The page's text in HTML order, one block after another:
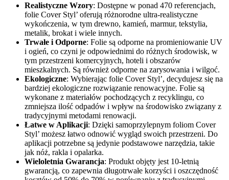
Realistyczne Wzory: Dostępne w ponad 470 referencjach,
folie Cover Styl’ oferują różnorodne ultra-realistyczne
wykończenia, w tym drewno, kamień, marmur, tekstylia,
metalik, brokat i wiele innych.
Trwałe i Odporne: Folie są odporne na promieniowanie UV
i ogień, co czyni je odpowiednimi do różnych środowisk, w
tym przestrzeni komercyjnych, hoteli i obszarów
mieszkalnych. Są również odporne na zarysowania i wilgoć.
Ekologiczne: Wybierając folie Cover Styl’, decydujesz się na
bardziej ekologiczne rozwiązanie renowacyjne. Folie są
wykonane z materiałów pochodzących z recyklingu, co
zmniejsza ilość odpadów i wpływ na środowisko związany z
tradycyjnymi metodami renowacji.
Łatwe w Aplikacji: Dzięki samoprzylepnym foliom Cover
Styl’ możesz łatwo odnowić wygląd swoich przestrzeni. Do
aplikacji potrzebne są jedynie podstawowe narzędzia, takie
jak nóż, rakla i opalarka.
Wieloletnia Gwarancja: Produkt objęty jest 10-letnią
gwarancją, co zapewnia długotrwałe korzyści i oszczędność